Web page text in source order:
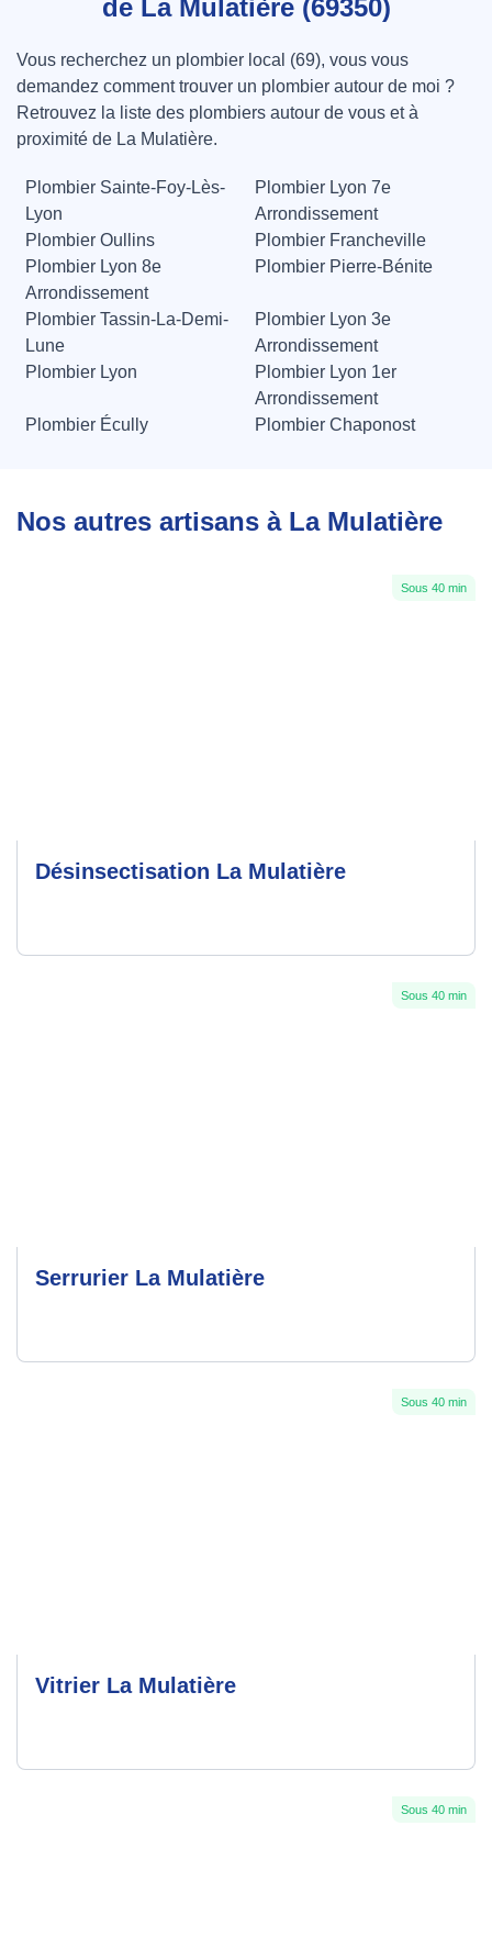
de La Mulatière (69350)
Vous recherchez un plombier local (69), vous vous
demandez comment trouver un plombier autour de moi ?
Retrouvez la liste des plombiers autour de vous et à
proximité de La Mulatière.
Plombier Sainte-Foy-Lès-
Lyon
Plombier Lyon 7e
Arrondissement
Plombier Oullins
Plombier Francheville
Plombier Lyon 8e
Arrondissement
Plombier Pierre-Bénite
Plombier Tassin-La-Demi-
Lune
Plombier Lyon 3e
Arrondissement
Plombier Lyon
Plombier Lyon 1er
Arrondissement
Plombier Écully
Plombier Chaponost
Nos autres artisans à La Mulatière
Sous 40 min
Désinsectisation La Mulatière
Sous 40 min
Serrurier La Mulatière
Sous 40 min
Vitrier La Mulatière
Sous 40 min